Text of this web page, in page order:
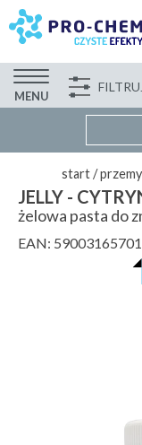
MENU
start/
JELLY -
żelowa pasta do
EAN: